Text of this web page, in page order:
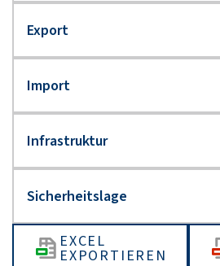
EXCEL
EXPORTIEREN